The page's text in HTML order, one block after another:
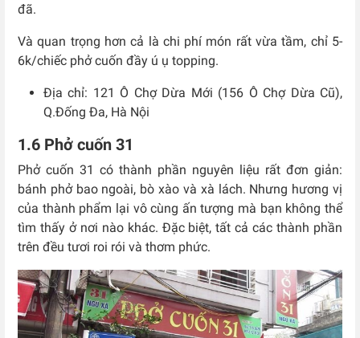
đã.
Và quan trọng hơn cả là chi phí món rất vừa tầm, chỉ 5-
6k/chiếc phở cuốn đầy ú ụ topping.
Địa chỉ: 121 Ô Chợ Dừa Mới (156 Ô Chợ Dừa Cũ),
Q.Đống Đa, Hà Nội
1.6 Phở cuốn 31
Phở cuốn 31 có thành phần nguyên liệu rất đơn giản:
bánh phở bao ngoài, bò xào và xà lách. Nhưng hương vị
của thành phẩm lại vô cùng ấn tượng mà bạn không thể
tìm thấy ở nơi nào khác. Đặc biệt, tất cả các thành phần
trên đều tươi roi rói và thơm phức.